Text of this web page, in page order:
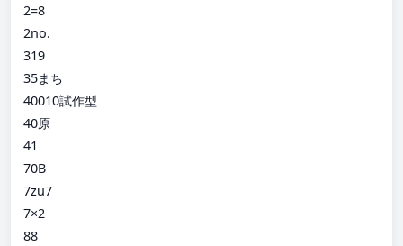
2=8
2no.
319
35まち
40010試作型
40原
41
70B
7zu7
7×2
88